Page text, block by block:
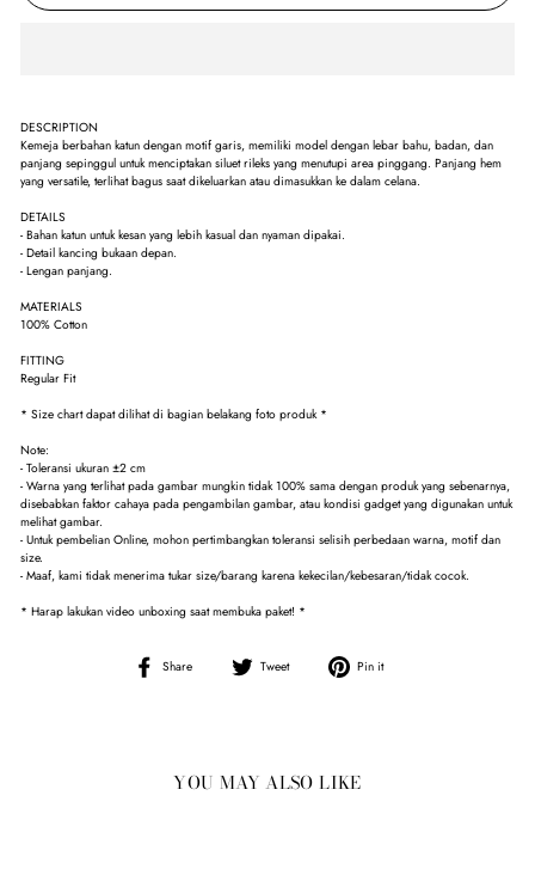
DESCRIPTION
Kemeja berbahan katun dengan motif garis, memiliki model dengan lebar bahu, badan, dan
panjang sepinggul untuk menciptakan siluet rileks yang menutupi area pinggang. Panjang hem
yang versatile, terlihat bagus saat dikeluarkan atau dimasukkan ke dalam celana.
DETAILS
- Bahan katun untuk kesan yang lebih kasual dan nyaman dipakai.
- Detail kancing bukaan depan.
- Lengan panjang.
MATERIALS
100% Cotton
FITTING
Regular Fit
* Size chart dapat dilihat di bagian belakang foto produk *
Note:
- Toleransi ukuran ±2 cm
- Warna yang terlihat pada gambar mungkin tidak 100% sama dengan produk yang sebenarnya,
disebabkan faktor cahaya pada pengambilan gambar, atau kondisi gadget yang digunakan untuk
melihat gambar.
- Untuk pembelian Online, mohon pertimbangkan toleransi selisih perbedaan warna, motif dan
size.
- Maaf, kami tidak menerima tukar size/barang karena kekecilan/kebesaran/tidak cocok.
* Harap lakukan video unboxing saat membuka paket! *
Share
Share
Tweet
Tweet
Pin it
YOU MAY ALSO LIKE